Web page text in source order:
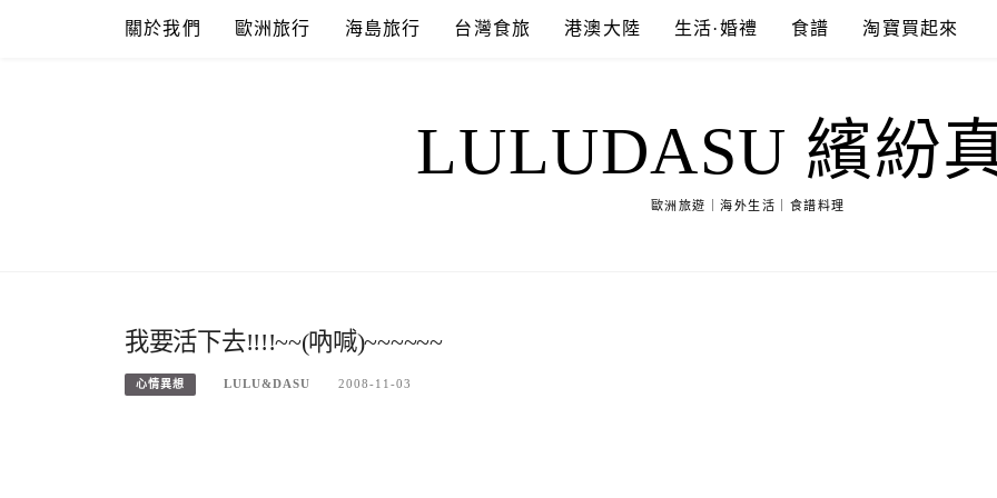
關於我們 歐洲旅行 海島旅行 台灣食旅 港澳大陸 生活·婚禮 食譜 淘寶買起來
LULUDASU 繽紛
歐洲旅遊｜海外生活｜食譜料理
我要活下去!!!!~~(吶喊)~~~~~~
心情異想 LULU&DASU 2008-11-03